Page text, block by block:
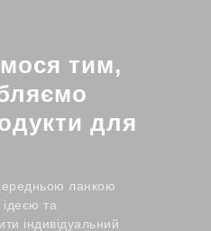
тим,
для
ланкою
та
індивідуальний